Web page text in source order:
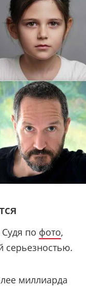
по фото,
серьезностью.
миллиарда